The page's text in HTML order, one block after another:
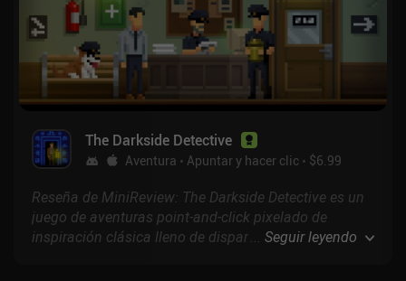
The Darkside Detective
Aventura Apuntar y hacer clic $6.99
Reseña de MiniReview: The Darkside Detective es un
juego de aventuras point-and-click pixelado de
inspiración clásica lleno de disparates místicos,
... Seguir leyendo